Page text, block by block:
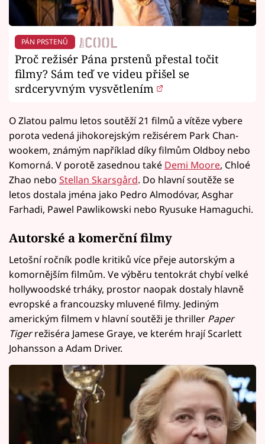
PÁN PRSTENŮ
Proč režisér Pána prstenů přestal točit
filmy? Sám teď ve videu přišel se
srdceryvným vysvětlením
O Zlatou palmu letos soutěží 21 filmů a vítěze vybere
porota vedená jihokorejským režisérem Park Chan-
wookem, známým například díky filmům Oldboy nebo
Komorná. V porotě zasednou také Demi Moore, Chloé
Zhao nebo Stellan Skarsgård. Do hlavní soutěže se
letos dostala jména jako Pedro Almodóvar, Asghar
Farhadi, Pawel Pawlikowski nebo Ryusuke Hamaguchi.
Autorské a komerční filmy
Letošní ročník podle kritiků více přeje autorským a
komornějším filmům. Ve výběru tentokrát chybí velké
hollywoodské trháky, prostor naopak dostaly hlavně
evropské a francouzsky mluvené filmy. Jediným
americkým filmem v hlavní soutěži je thriller Paper
Tigerrežiséra Jamese Graye, ve kterém hrají Scarlett
Johansson a Adam Driver.